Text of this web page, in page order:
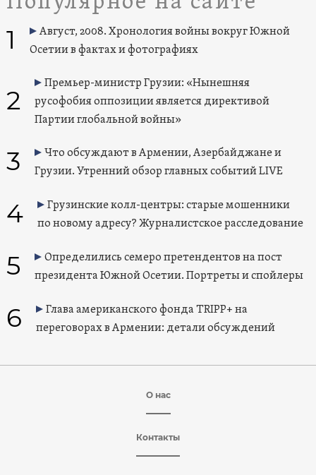
1
Август, 2008. Хронология войны вокруг Южной
Осетии в фактах и фотографиях
2
Премьер-министр Грузии: «Нынешняя
русофобия оппозиции является директивой
Партии глобальной войны»
3
Что обсуждают в Армении, Азербайджане и
Грузии. Утренний обзор главных событий LIVE
4
Грузинские колл-центры: старые мошенники
по новому адресу? Журналистское расследование
5
Определились семеро претендентов на пост
президента Южной Осетии. Портреты и спойлеры
6
Глава американского фонда TRIPP+ на
переговорах в Армении: детали обсуждений
О нас
Контакты